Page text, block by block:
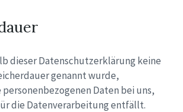
dieser Datenschutzerklärung keine
genannt wurde,
Daten bei uns,
die Datenverarbeitung entfällt.